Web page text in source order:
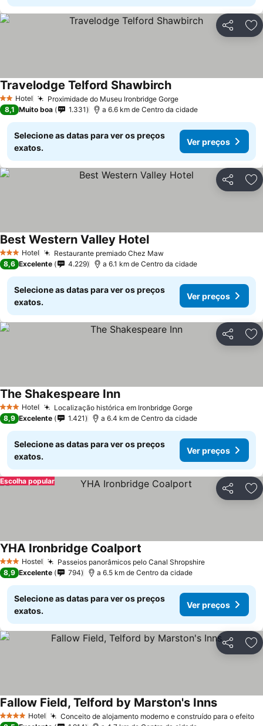
Partilhar
2 Estrelas
Hotel Proximidade do Museu Ironbridge Gorge
Travelodge Telford Shawbirch
8,1 Muito boa 1.331 a 6.6 km de Centro da cidade
Selecione as datas para ver os preços
exatos.
Ver preços
Partilhar
3 EstrelasHotel Restaurante premiado Chez Maw
Best Western Valley Hotel
8,6 Excelente 4.229 a 6.1 km de Centro da cidade
Selecione as datas para ver os preços
exatos.
Ver preços
Partilhar
3 EstrelasHotel Localização histórica em Ironbridge Gorge
The Shakespeare Inn
8,9 Excelente 1.421 a 6.4 km de Centro da cidade
Selecione as datas para ver os preços
exatos.
Ver preços
Partilhar
Escolha popular
3 EstrelasHostel Passeios panorâmicos pelo Canal Shropshire
YHA Ironbridge Coalport
8,9 Excelente 794 a 6.5 km de Centro da cidade
Selecione as datas para ver os preços
exatos.
Ver preços
Partilhar
4 EstrelasHotel Conceito de alojamento moderno e construído para o efeito
Fallow Field, Telford by Marston's Inns